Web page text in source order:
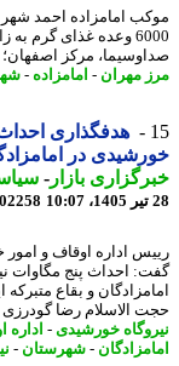
6000 وعده غذای گرم به
مرکز اصفهان؛
مهران- امامزاده- شهر
در
بازار- سیاسی
81902258
اداره اوقاف و امور
احداث پنج مگاوات
و بقاع متبرکه
الاسلام رضا گودرزی ...
خورشیدی-اداره
-شهرستان-